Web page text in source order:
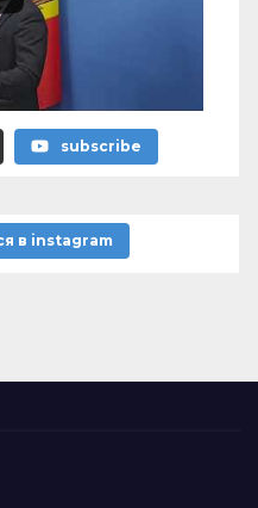
subscribe
в instagram